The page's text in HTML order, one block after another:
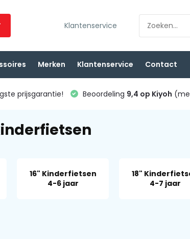
Klantenservice
Merken Klantenservice Contact
prijsgarantie! Beoordeling 9,4 op Kiyoh
16" Kinderfietsen
4-6 jaar
18"
4-7 jaar